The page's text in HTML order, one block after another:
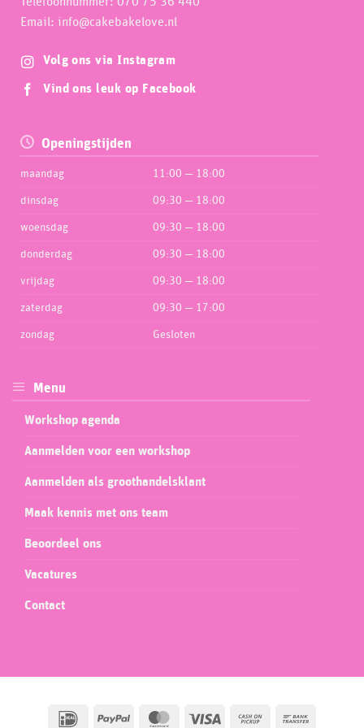
Email: info@cakebakelove.nl
Volg ons via Instagram
Vind ons leuk op Facebook
Openingstijden
maandag 11:00 — 18:00
dinsdag 09:30 — 18:00
woensdag 09:30 — 18:00
donderdag 09:30 — 18:00
vrijdag 09:30 — 18:00
zaterdag 09:30 — 17:00
zondag Gesloten
Menu
Workshop agenda
Aanmelden voor een workshop
Aanmelden als groothandelsklant
Maak kennis met ons team
Beoordeel ons
Vacatures
Contact
IDeal PayPal MasterCardVisa Cash